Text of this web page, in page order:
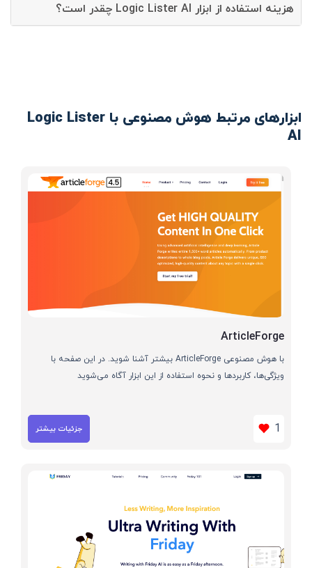
هزینه استفاده از ابزار Logic Lister AI چقدر است؟
ابزارهای مرتبط هوش مصنوعی با Logic Lister
AI
ArticleForge
با هوش مصنوعی ArticleForge بیشتر آشنا شوید. در این صفحه با
ویژگی‌ها، کاربردها و نحوه استفاده از این ابزار آگاه می‌شوید
1 جزئیات بیشتر